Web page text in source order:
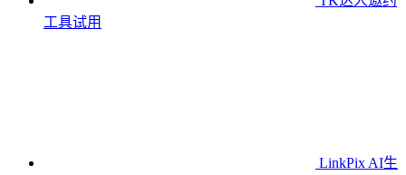
工具试用
LinkPix AI生